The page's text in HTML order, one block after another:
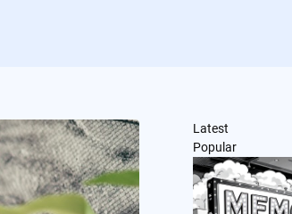
Latest
Popular